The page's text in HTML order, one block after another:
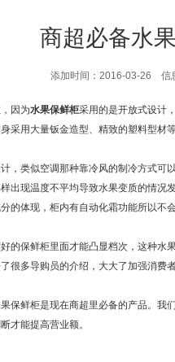
商超必备水
添加时间：2016-03-26 信
因为水果保鲜柜采用的是开放式设计
采用大量钣金造型、精致的塑料型
，类似空调那种靠冷风的制冷方式可
样出现温度不平均导致水果变质的
的体现，柜内有自动化霜功能所以不
的保鲜柜里面才能凸显档次，这种水
很多导购员的介绍，大大了加强消
保鲜柜是现在商超里必备的产品。我
才能提高营业额。